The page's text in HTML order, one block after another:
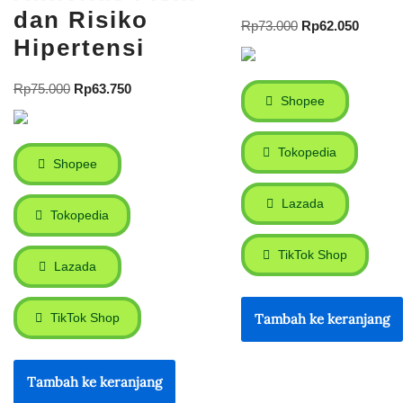
dan Risiko
Hipertensi
Rp75.000 Rp63.750
Shopee
Tokopedia
Lazada
TikTok Shop
Tambah ke keranjang
Rp73.000 Rp62.050
Shopee
Tokopedia
Lazada
TikTok Shop
Tambah ke keranjang